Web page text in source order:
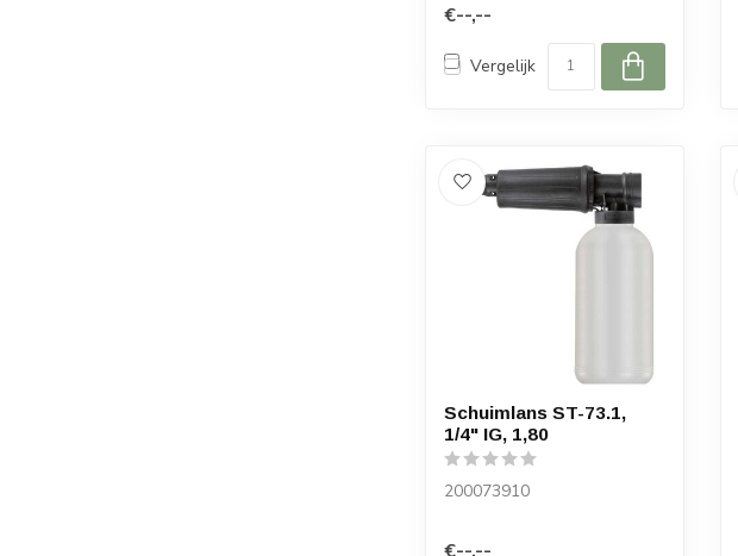
€--,--
Vergelijk
Schuimlans ST-73.1,
1/4" IG, 1,80
200073910
€--,--